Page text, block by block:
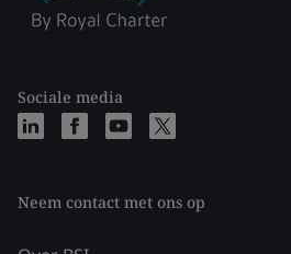
Sociale media
Neem contact met ons op